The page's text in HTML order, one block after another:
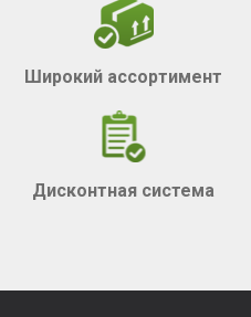
Широкий ассортимент
Дисконтная система